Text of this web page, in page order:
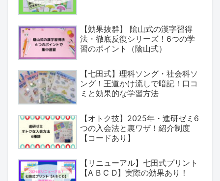
【効果抜群】 隂山式の漢字習得
法・徹底反復シリーズ！6つの学
習のポイント（陰山式）
【七田式】理科ソング・社会科ソ
ング！王道かけ流しで暗記！口コ
ミと効果的な学習方法
【オトク技】2025年・進研ゼミ6
つの入会法と裏ワザ！紹介制度
【コードあり】
【リニューアル】七田式プリント
【A B C D】実際の効果あり！